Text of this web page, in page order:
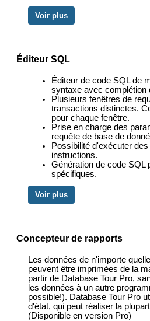
Voir plus
Éditeur SQL
Éditeur de code SQL de
syntaxe avec complétion
Plusieurs fenêtres de
transactions distinctes.
pour chaque fenêtre.
Prise en charge des
requête de base de
Possibilité d'exécuter
instructions.
Génération de code SQL
spécifiques.
Voir plus
Concepteur de rapports
Les données de n'importe
peuvent être imprimées de la
partir de Database Tour Pro,
les données à un autre
possible!). Database Tour Pro
d'état, qui peut réaliser la
(Disponible en version Pro)